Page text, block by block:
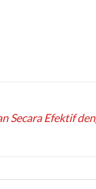
Secara Efektif